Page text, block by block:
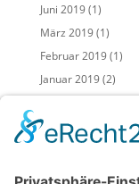
Juni 2019(1)
März 2019(1)
Februar 2019(1)
Januar 2019(2)
Mai 2018 (2)